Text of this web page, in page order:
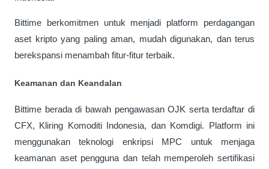
Bittime berkomitmen untuk menjadi platform perdagangan
aset kripto yang paling aman, mudah digunakan, dan terus
berekspansi menambah fitur-fitur terbaik.
Keamanan dan Keandalan
Bittime berada di bawah pengawasan OJK serta terdaftar di
CFX, Kliring Komoditi Indonesia, dan Komdigi. Platform ini
menggunakan teknologi enkripsi MPC untuk menjaga
keamanan aset pengguna dan telah memperoleh sertifikasi